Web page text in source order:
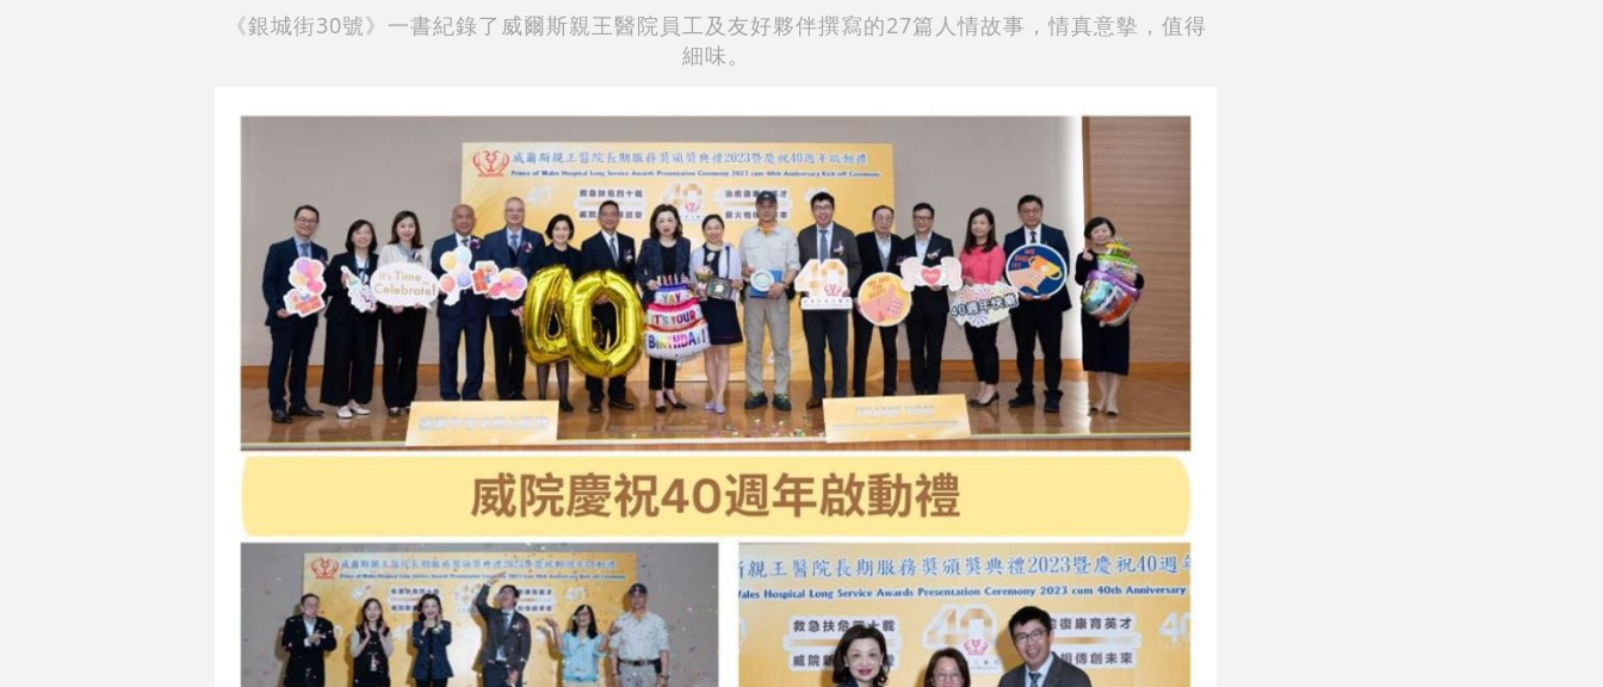
《銀城街30號》一書紀錄了威爾斯親王醫院員工及友好夥伴撰寫的27篇人情故事，情真意摰，值得
細味。